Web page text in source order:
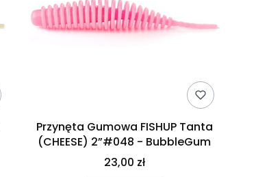
Przynęta Gumowa FISHUP Tanta
(CHEESE) 2”#048 - BubbleGum
23,00 zł